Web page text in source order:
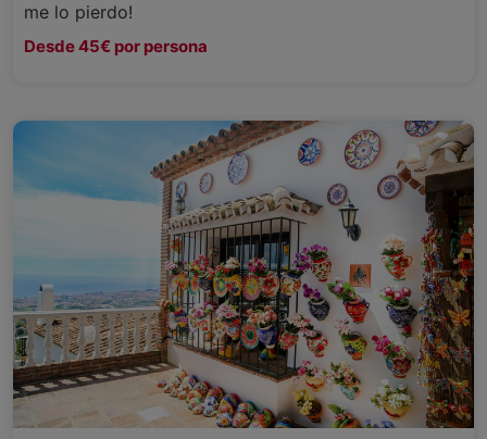
me lo pierdo!
Desde 45€ por persona